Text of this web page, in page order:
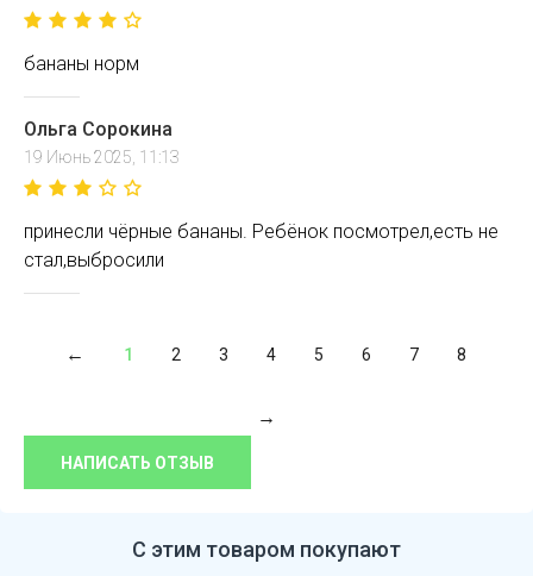
бананы норм
Ольга Сорокина
19 Июнь 2025, 11:13
принесли чёрные бананы. Ребёнок посмотрел,есть не
стал,выбросили
1 2 3 4 5 6 7 8
НАПИСАТЬ ОТЗЫВ
С этим товаром покупают